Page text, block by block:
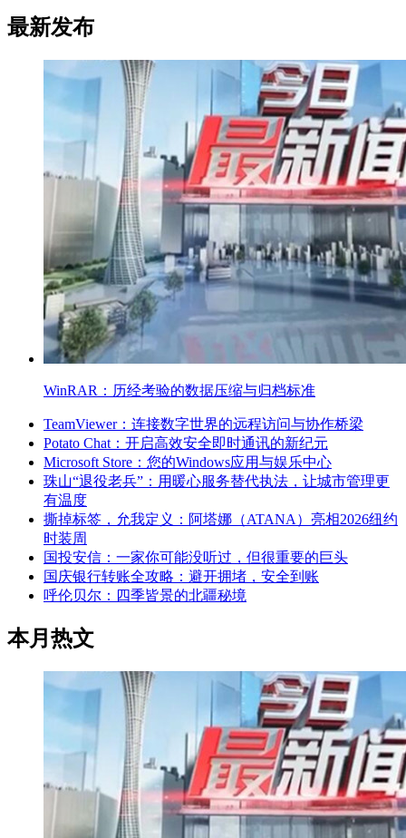
最新发布
WinRAR：历经考验的数据压缩与归档标准
TeamViewer：连接数字世界的远程访问与协作桥梁
Potato Chat：开启高效安全即时通讯的新纪元
Microsoft Store：您的Windows应用与娱乐中心
珠山“退役老兵”：用暖心服务替代执法，让城市管理更
有温度
撕掉标签，允我定义：阿塔娜（ATANA）亮相2026纽约
时装周
国投安信：一家你可能没听过，但很重要的巨头
国庆银行转账全攻略：避开拥堵，安全到账
呼伦贝尔：四季皆景的北疆秘境
本月热文